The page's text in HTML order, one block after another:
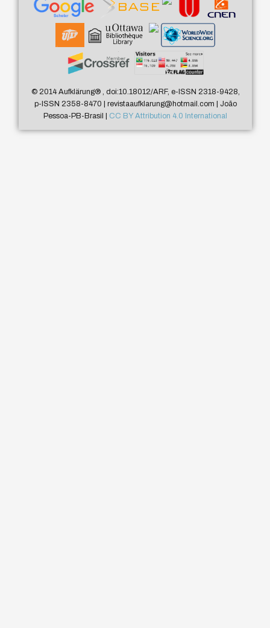
© 2014 Aufklärung®, doi:10.18012/ARF, e-ISSN 2318-9428,
p-ISSN 2358-8470 | revistaaufklarung@hotmail.com | João
Pessoa-PB-Brasil | CC BY Attribution 4.0 International